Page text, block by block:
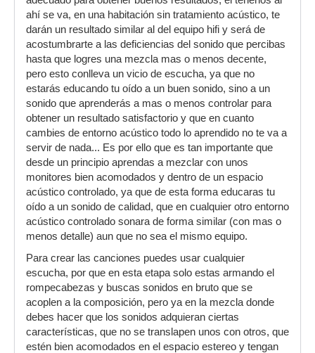
ahí se va, en una habitación sin tratamiento acústico, te
darán un resultado similar al del equipo hifi y será de
acostumbrarte a las deficiencias del sonido que percibas
hasta que logres una mezcla mas o menos decente,
pero esto conlleva un vicio de escucha, ya que no
estarás educando tu oído a un buen sonido, sino a un
sonido que aprenderás a mas o menos controlar para
obtener un resultado satisfactorio y que en cuanto
cambies de entorno acústico todo lo aprendido no te va a
servir de nada... Es por ello que es tan importante que
desde un principio aprendas a mezclar con unos
monitores bien acomodados y dentro de un espacio
acústico controlado, ya que de esta forma educaras tu
oído a un sonido de calidad, que en cualquier otro entorno
acústico controlado sonara de forma similar (con mas o
menos detalle) aun que no sea el mismo equipo.
Para crear las canciones puedes usar cualquier
escucha, por que en esta etapa solo estas armando el
rompecabezas y buscas sonidos en bruto que se
acoplen a la composición, pero ya en la mezcla donde
debes hacer que los sonidos adquieran ciertas
características, que no se translapen unos con otros, que
estén bien acomodados en el espacio estereo y tengan